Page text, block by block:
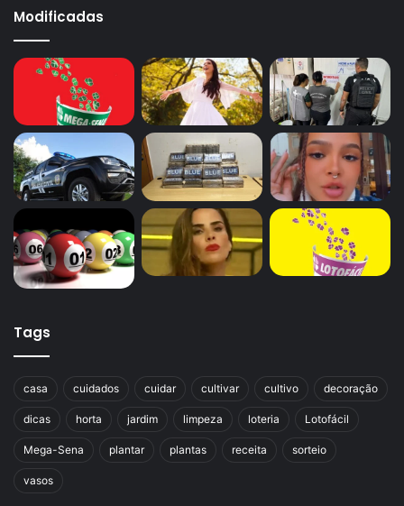
Modificadas
Tags
casa cuidados cuidar cultivar cultivo decoração
dicas horta jardim limpeza loteria Lotofácil
Mega-Sena plantar plantas receita sorteio
vasos